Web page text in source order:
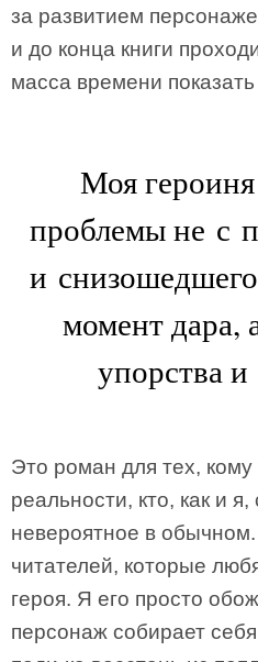
за развитием
и до конца книги
масса времени
Моя
проблемы не с
и
момент
упорства
Это роман для тех,
реальности, кто, как и я,
невероятное в
читателей, которые
героя. Я его просто
персонаж собирает